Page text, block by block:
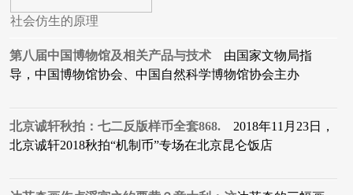
社会仿生的原理
第八届中国博物馆及相关产品与技术 由国家文物局指
导，中国博物馆协会、中国自然科学博物馆协会主办
北京诚轩秋拍：七二反版样币全套868. 2018年11月23日，
北京诚轩2018秋拍“机制币”专场在北京昆仑饭店